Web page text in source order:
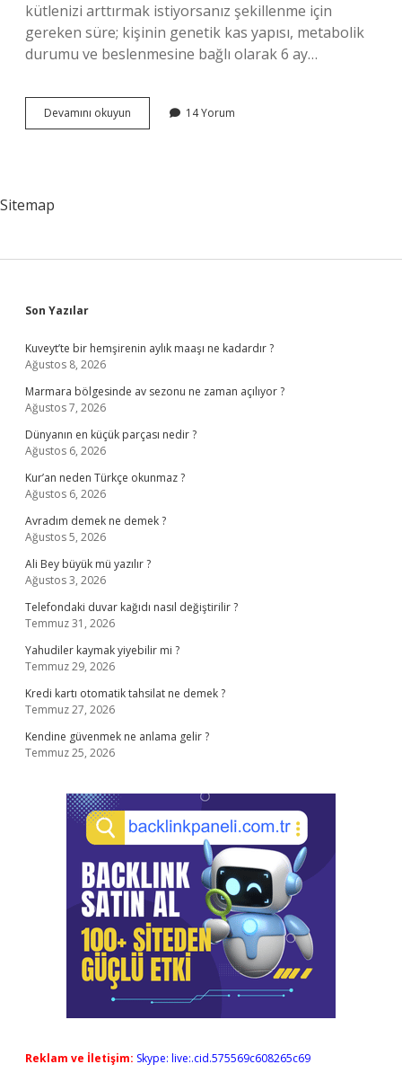
kütlenizi arttırmak istiyorsanız şekillenme için
gereken süre; kişinin genetik kas yapısı, metabolik
durumu ve beslenmesine bağlı olarak 6 ay…
Devamını okuyun
Değişim
14 Yorum
Sitemap
Sidebar
Son Yazılar
Kuveyt’te bir hemşirenin aylık maaşı ne kadardır ?
Ağustos 8, 2026
Marmara bölgesinde av sezonu ne zaman açılıyor ?
Ağustos 7, 2026
Dünyanın en küçük parçası nedir ?
Ağustos 6, 2026
Kur’an neden Türkçe okunmaz ?
Ağustos 6, 2026
Avradım demek ne demek ?
Ağustos 5, 2026
Ali Bey büyük mü yazılır ?
Ağustos 3, 2026
Telefondaki duvar kağıdı nasıl değiştirilir ?
Temmuz 31, 2026
Yahudiler kaymak yiyebilir mi ?
Temmuz 29, 2026
Kredi kartı otomatik tahsilat ne demek ?
Temmuz 27, 2026
Kendine güvenmek ne anlama gelir ?
Temmuz 25, 2026
Reklam ve İletişim: Skype: live:.cid.575569c608265c69